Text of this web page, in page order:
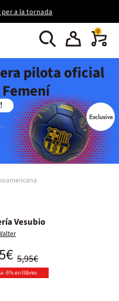
a la tornada
0
pilota oficial
Vesubio
5,95€
-5% en llibres